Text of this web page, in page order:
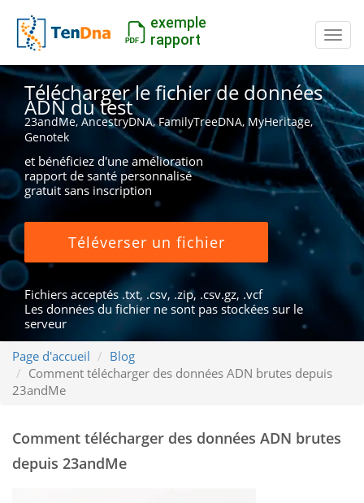
exemple
rapport
Télécharger le fichier de données
ADN du test
23andMe, AncestryDNA, FamilyTreeDNA, MyHeritage,
Genotek
et bénéficiez d'une amélioration
rapport de santé personnalisé
gratuit sans inscription
Téléverser un fichier
Fichiers acceptés .txt, .csv, .zip, .csv.gz, .vcf
Les données du fichier ne sont pas stockées sur le
serveur
Page d'accueil
Blog
Comment télécharger des données ADN brutes depuis
23andMe
Comment télécharger des données ADN brutes
depuis 23andMe